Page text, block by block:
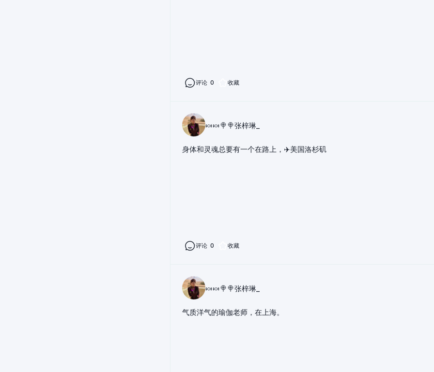
评论 0 收藏
🍬🍬🍭🍭张梓琳_
身体和灵魂总要有一个在路上，✈️美国洛杉矶
评论 0 收藏
🍬🍬🍭🍭张梓琳_
气质洋气的瑜伽老师，在上海。